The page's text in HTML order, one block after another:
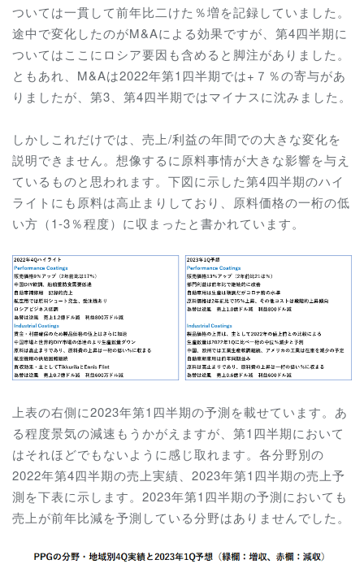
ついては一貫して前年比二けた％増を記録していました。
途中で変化したのがM&Aによる効果ですが、第4四半期に
ついてはここにロシア要因も含めると脚注がありました。
ともあれ、M&Aは2022年第1四半期では+７％の寄与があ
りましたが、第3、第4四半期ではマイナスに沈みました。
しかしこれだけでは、売上/利益の年間での大きな変化を
説明できません。想像するに原料事情が大きな影響を与え
ているものと思われます。下図に示した第4四半期のハイ
ライトにも原料は高止まりしており、原料価格の一桁の低
い方（1-3％程度）に収まったと書かれています。
上表の右側に2023年第1四半期の予測を載せています。あ
る程度景気の減速もうかがえますが、第1四半期において
はそれほどでもないように感じ取れます。各分野別の
2022年第4四半期の売上実績、2023年第1四半期の売上予
測を下表に示します。2023年第1四半期の予測においても
売上が前年比減を予測している分野はありませんでした。